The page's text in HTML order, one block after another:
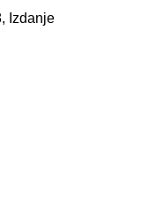
Izdanje